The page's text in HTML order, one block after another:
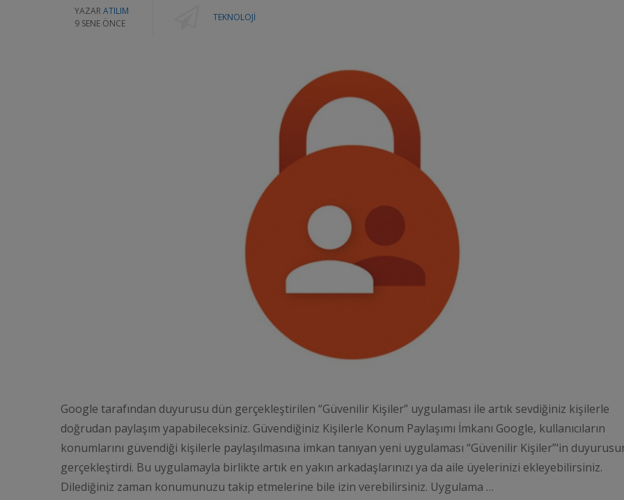
YAZAR ATILIM
9 SENE ÖNCE
TEKNOLOJI
Google tarafından duyurusu dün gerçekleştirilen “Güvenilir Kişiler” uygulaması ile artık sevdiğiniz kişilerle
doğrudan paylaşım yapabileceksiniz. Güvendiğiniz Kişilerle Konum Paylaşımı İmkanı Google, kullanıcıların
konumlarını güvendiği kişilerle paylaşılmasına imkan tanıyan yeni uygulaması “Güvenilir Kişiler”‘in
gerçekleştirdi. Bu uygulamayla birlikte artık en yakın arkadaşlarınızı ya da aile üyelerinizi ekleyebilirsiniz.
Dilediğiniz zaman konumunuzu takip etmelerine bile izin verebilirsiniz. Uygulama …